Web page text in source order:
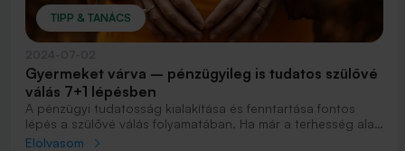
TIPP & TANÁCS
Gyermeket várva – pénzügyileg is tudatos szülővé
válás 7+1 lépésben
A pénzügyi tudatosság kialakítása és fenntartása fontos
lépés a szülővé válás folyamatában. Ha már a terhesség alatt
szeretnél pénzügyileg is felkészülni a gyermek érkezésére,
Elolvasom